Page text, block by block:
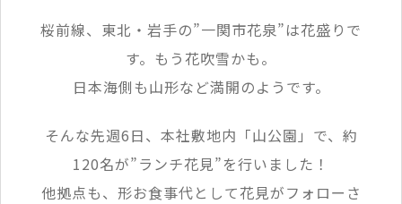
桜前線、東北・岩手の”一関市花泉”は花盛りで
す。もう花吹雪かも。
日本海側も山形など満開のようです。
そんな先週6日、本社敷地内「山公園」で、約
120名が”ランチ花見”を行いました！
他拠点も、形お食事代として花見がフォローさ